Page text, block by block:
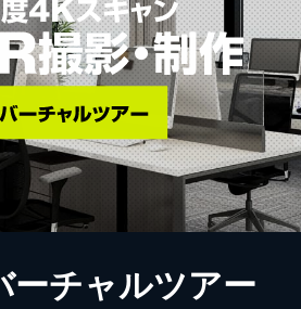
ーチャルツアー